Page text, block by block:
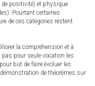
positivité) et physique
Pourtant certaines
de ces catégories restent
la compréhension et à
pas pour seule vocation les
but de faire évoluer les
de théorèmes sur